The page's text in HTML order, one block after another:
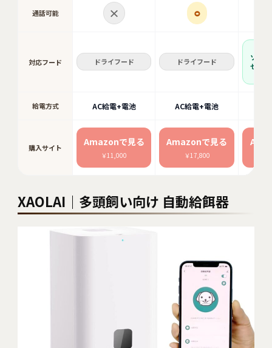
通話可能 × ⚪︎
対応フード ドライフード ドライフード
ソフ
セミ
給電方式 AC給電+電池 AC給電+電池
購入サイト Amazonで見る
￥11,000
Amazonで見る
￥17,800
XAOLAI｜多頭飼い向け 自動給餌器